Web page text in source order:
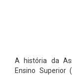
A história da
Ensino Superior